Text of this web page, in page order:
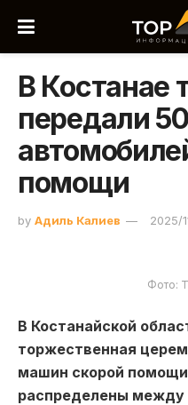
В Костанае
передали
помощи
by Адиль Калиев 2025/
Фото:
В Костанайской
торжественная
машин скорой
распределены между